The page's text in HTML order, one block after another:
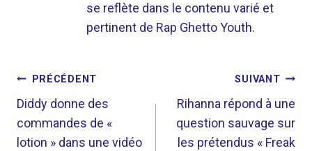
se reflète dans le contenu varié et
pertinent de Rap Ghetto Youth.
NAVIGATION
DE
L’ARTICLE
PRÉCÉDENT
Diddy donne des
commandes de «
lotion » dans une vidéo
SUIVANT
Rihanna répond à une
question sauvage sur
les prétendus « Freak